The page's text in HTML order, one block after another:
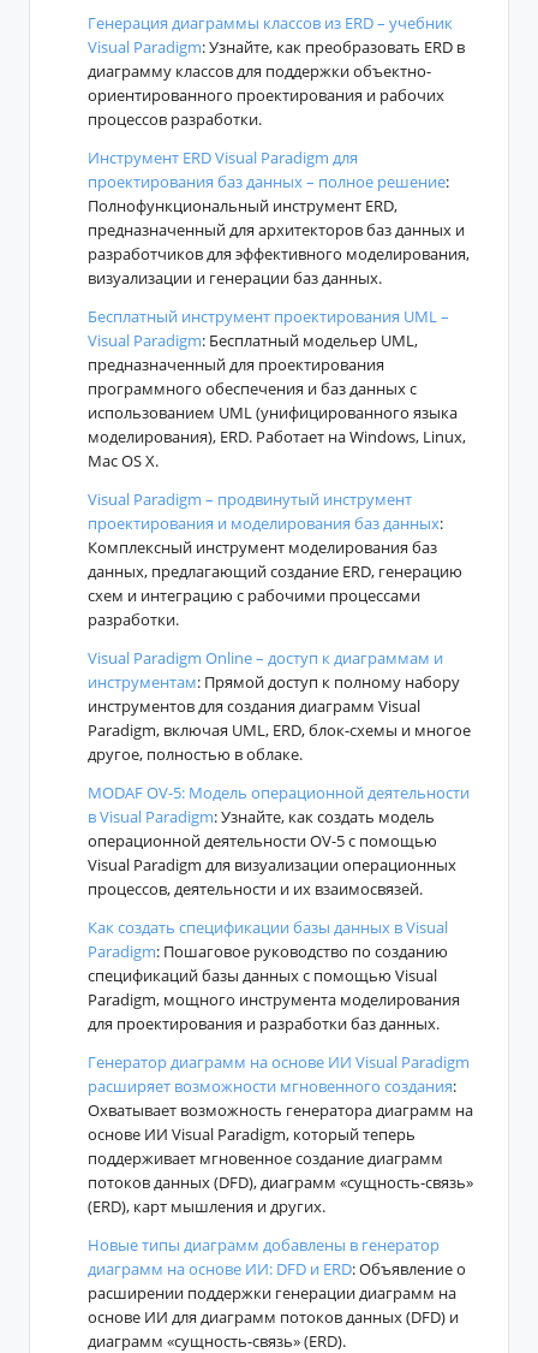
Генерация диаграммы классов из ERD – учебник
Visual Paradigm: Узнайте, как преобразовать ERD в
диаграмму классов для поддержки объектно-
ориентированного проектирования и рабочих
процессов разработки.
Инструмент ERD Visual Paradigm для
проектирования баз данных – полное решение:
Полнофункциональный инструмент ERD,
предназначенный для архитекторов баз данных и
разработчиков для эффективного моделирования,
визуализации и генерации баз данных.
Бесплатный инструмент проектирования UML –
Visual Paradigm: Бесплатный модельер UML,
предназначенный для проектирования
программного обеспечения и баз данных с
использованием UML (унифицированного языка
моделирования), ERD. Работает на Windows, Linux,
Mac OS X.
Visual Paradigm – продвинутый инструмент
проектирования и моделирования баз данных:
Комплексный инструмент моделирования баз
данных, предлагающий создание ERD, генерацию
схем и интеграцию с рабочими процессами
разработки.
Visual Paradigm Online – доступ к диаграммам и
инструментам: Прямой доступ к полному набору
инструментов для создания диаграмм Visual
Paradigm, включая UML, ERD, блок-схемы и многое
другое, полностью в облаке.
MODAF OV-5: Модель операционной деятельности
в Visual Paradigm: Узнайте, как создать модель
операционной деятельности OV-5 с помощью
Visual Paradigm для визуализации операционных
процессов, деятельности и их взаимосвязей.
Как создать спецификации базы данных в Visual
Paradigm: Пошаговое руководство по созданию
спецификаций базы данных с помощью Visual
Paradigm, мощного инструмента моделирования
для проектирования и разработки баз данных.
Генератор диаграмм на основе ИИ Visual Paradigm
расширяет возможности мгновенного создания:
Охватывает возможность генератора диаграмм на
основе ИИ Visual Paradigm, который теперь
поддерживает мгновенное создание диаграмм
потоков данных (DFD), диаграмм «сущность-связь»
(ERD), карт мышления и других.
Новые типы диаграмм добавлены в генератор
диаграмм на основе ИИ: DFD и ERD: Объявление о
расширении поддержки генерации диаграмм на
основе ИИ для диаграмм потоков данных (DFD) и
диаграмм «сущность-связь» (ERD).